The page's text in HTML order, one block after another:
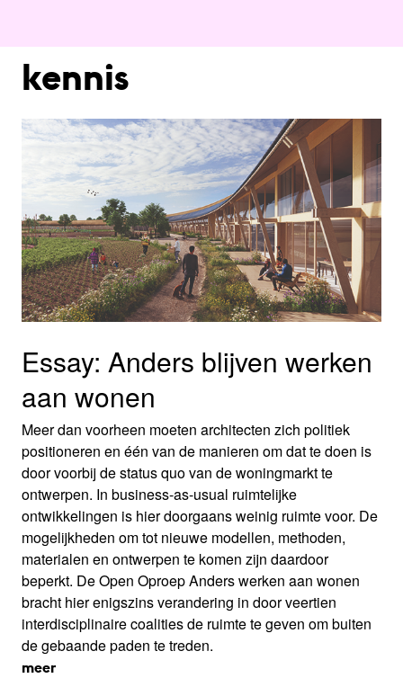
kennis
Essay: Anders blijven werken
aan wonen
Meer dan voorheen moeten architecten zich politiek
positioneren en één van de manieren om dat te doen is
door voorbij de status quo van de woningmarkt te
ontwerpen. In business-as-usual ruimtelijke
ontwikkelingen is hier doorgaans weinig ruimte voor. De
mogelijkheden om tot nieuwe modellen, methoden,
materialen en ontwerpen te komen zijn daardoor
beperkt. De Open Oproep Anders werken aan wonen
bracht hier enigszins verandering in door veertien
interdisciplinaire coalities de ruimte te geven om buiten
de gebaande paden te treden.
meer